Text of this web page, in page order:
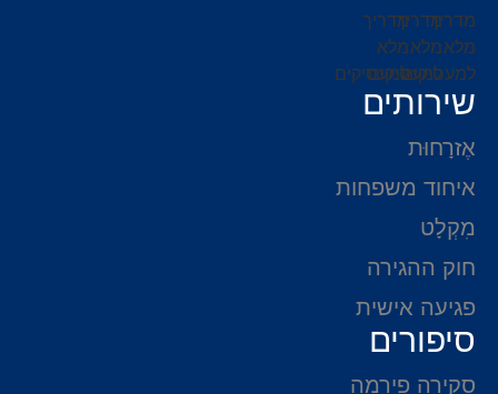
שירותים
אֶזרָחוּת
איחוד משפחות
מִקְלָט
חוק ההגירה
פגיעה אישית
סיפורים
סקירה פירמה